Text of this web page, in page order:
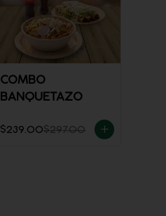
COMBO
BANQUETAZO
$239.00$297.00